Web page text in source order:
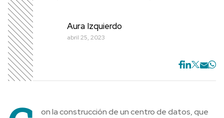
Aura Izquierdo
abril 25, 2023
on la construcción de un centro de datos, que